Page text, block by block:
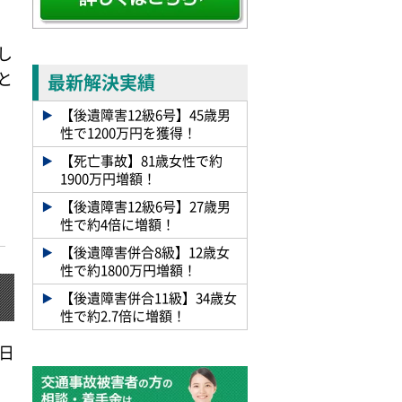
最新解決実績
【後遺障害12級6号】45歳男
性で1200万円を獲得！
【死亡事故】81歳女性で約
1900万円増額！
【後遺障害12級6号】27歳男
性で約4倍に増額！
【後遺障害併合8級】12歳女
性で約1800万円増額！
【後遺障害併合11級】34歳女
性で約2.7倍に増額！